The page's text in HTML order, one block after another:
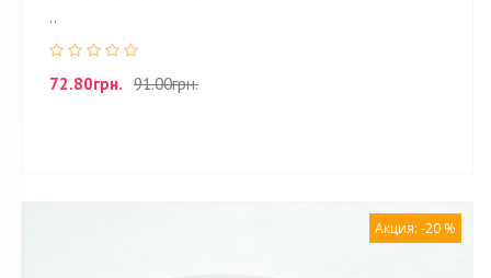
..
72.80грн. 91.00грн.
Акция: -20 %